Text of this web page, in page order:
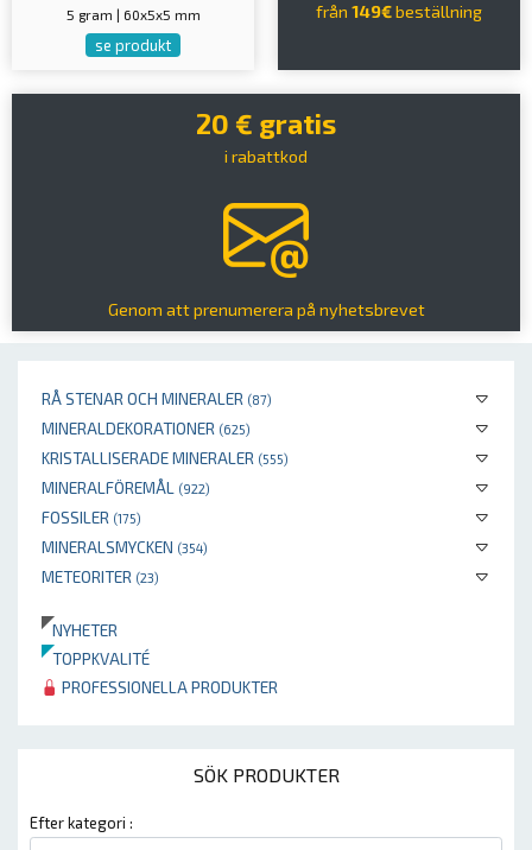
RÅ STENAR OCH MINERALER (87)
MINERALDEKORATIONER (625)
KRISTALLISERADE MINERALER (555)
MINERALFÖREMÅL (922)
FOSSILER (175)
MINERALSMYCKEN (354)
METEORITER (23)
NYHETER
TOPPKVALITÉ
PROFESSIONELLA PRODUKTER
SÖK PRODUKTER
Efter kategori :
5 gram | 60x5x5 mm
se produkt
från 149€beställning
20 € gratis
i rabattkod
Genom att prenumerera på nyhetsbrevet